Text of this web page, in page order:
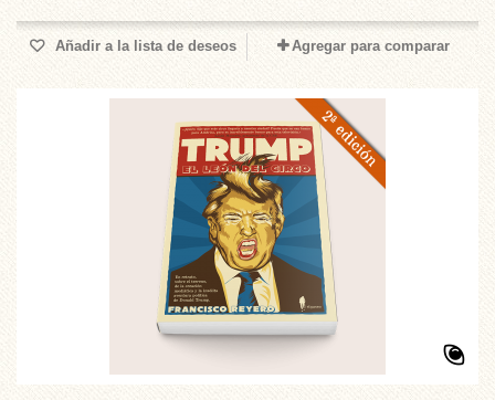
Añadir a la lista de deseos Agregar para comparar